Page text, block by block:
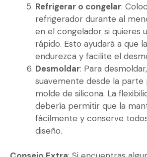
Refrigerar o congelar:
refrigerador durante al
en el congelador si quieres
rápido. Esto ayudará a que
endurezca y facilite el
Desmoldar: Para
suavemente desde la
molde de silicona. La
debería permitir que la
fácilmente y conserve
diseño.